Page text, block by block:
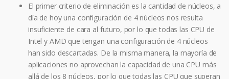
El primer criterio de eliminación es la cantidad de núcleos, a
día de hoy una configuración de 4 núcleos nos resulta
insuficiente de cara al futuro, por lo que todas las CPU de
Intel y AMD que tengan una configuración de 4 núcleos
han sido descartadas. De la misma manera, la mayoría de
aplicaciones no aprovechan la capacidad de una CPU más
allá de los 8 núcleos, por lo que todas las CPU que superan